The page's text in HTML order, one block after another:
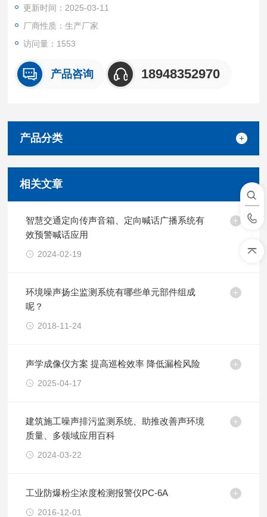
更新时间：2025-03-11
厂商性质：生产厂家
访问量：1553
产品咨询 18948352970
产品分类
相关文章
智慧交通定向传声音箱、定向喊话广播系统有
效预警喊话应用
2024-02-19
环境噪声扬尘监测系统有哪些单元部件组成
呢？
2018-11-24
声学成像仪方案 提高巡检效率 降低漏检风险
2025-04-17
建筑施工噪声排污监测系统、助推改善声环境
质量、多领域应用百科
2024-03-22
工业防爆粉尘浓度检测报警仪PC-6A
2016-12-01